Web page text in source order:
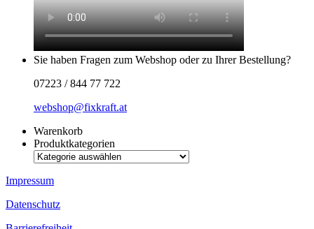
Sie haben Fragen zum Webshop oder zu Ihrer Bestellung?
07223 / 844 77 722
webshop@fixkraft.at
Warenkorb
Produktkategorien
Impressum
Datenschutz